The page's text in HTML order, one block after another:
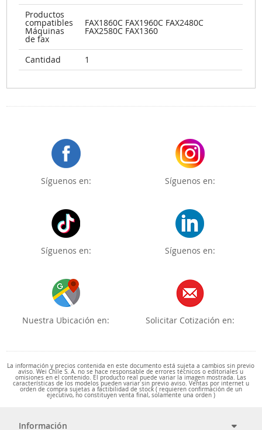
Productos
compatibles
Máquinas
de fax
FAX1860C FAX1960C FAX2480C
FAX2580C FAX1360
Cantidad 1
Síguenos en: Síguenos en:
Síguenos en: Síguenos en:
Nuestra Ubicación en: Solicitar Cotización en:
La información y precios contenida en este documento está sujeta a cambios sin previo
aviso. Wei Chile S. A. no se hace responsable de errores técnicos o editoriales u
omisiones en el contenido. El producto real puede variar la imagen mostrada. Las
características de los modelos pueden variar sin previo aviso. Ventas por internet u
orden de compra sujetas a factibilidad de stock ( requieren confirmación de un
ejecutivo, no constituyen venta final, solamente una orden )
Información